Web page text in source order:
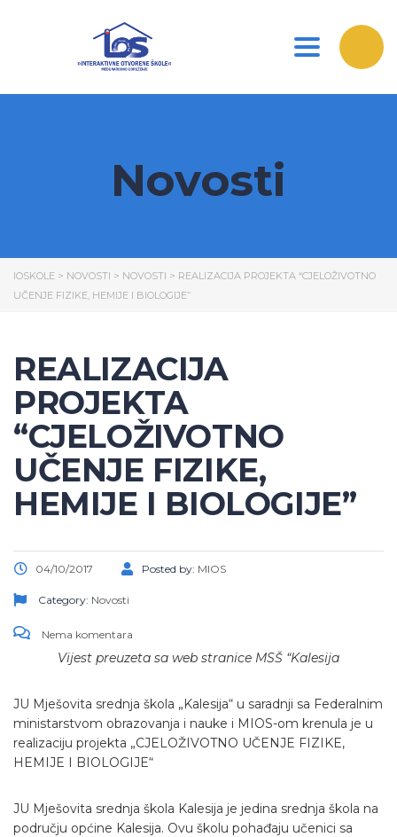
Toggle
Novosti
IOSKOLE > NOVOSTI > NOVOSTI > REALIZACIJA PROJEKTA “CJELOŽIVOTNO
UČENJE FIZIKE, HEMIJE I BIOLOGIJE”
REALIZACIJA
PROJEKTA
“CJELOŽIVOTNO
UČENJE FIZIKE,
HEMIJE I BIOLOGIJE”
04/10/2017 Posted by: MIOS
Category: Novosti
Nema komentara
Vijest preuzeta sa web stranice MSŠ “Kalesija
JU Mješovita srednja škola „Kalesija“ u saradnji sa Federalnim
ministarstvom obrazovanja i nauke i MIOS-om krenula je u
realizaciju projekta „CJELOŽIVOTNO UČENJE FIZIKE,
HEMIJE I BIOLOGIJE“
JU Mješovita srednja škola Kalesija je jedina srednja škola na
području općine Kalesija. Ovu školu pohađaju učenici sa